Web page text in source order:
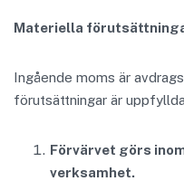
Materiella
Ingående moms är
förutsättningar är
Förvärvet görs
verksamhet.